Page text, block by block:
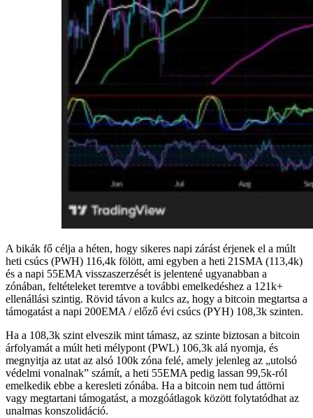
A bikák fő célja a héten, hogy sikeres napi zárást érjenek el a múlt
heti csúcs (PWH) 116,4k fölött, ami egyben a heti 21SMA (113,4k)
és a napi 55EMA visszaszerzését is jelentené ugyanabban a
zónában, feltételeket teremtve a további emelkedéshez a 121k+
ellenállási szintig. Rövid távon a kulcs az, hogy a bitcoin megtartsa a
támogatást a napi 200EMA / előző évi csúcs (PYH) 108,3k szinten.
Ha a 108,3k szint elveszik mint támasz, az szinte biztosan a bitcoin
árfolyamát a múlt heti mélypont (PWL) 106,3k alá nyomja, és
megnyitja az utat az alsó 100k zóna felé, amely jelenleg az „utolsó
védelmi vonalnak” számít, a heti 55EMA pedig lassan 99,5k-ról
emelkedik ebbe a keresleti zónába. Ha a bitcoin nem tud áttörni
vagy megtartani támogatást, a mozgóátlagok között folytatódhat az
unalmas konszolidáció.